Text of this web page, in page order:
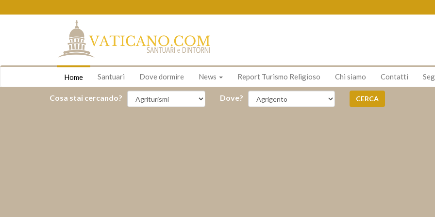
Home Santuari Dove dormire News Report Turismo Religioso Chi siamo Contatti
Cosa stai cercando? Dove? CERCA